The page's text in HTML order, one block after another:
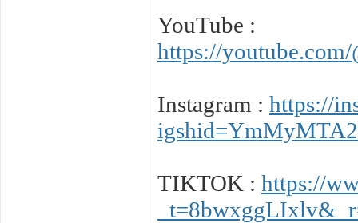
YouTube :
https://
Instagram : https://
TIKTOK : https://